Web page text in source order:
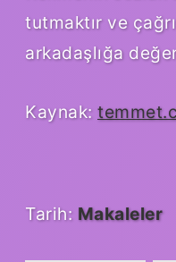
tutmaktır ve
arkadaşlığa
Kaynak:
Tarih: Makaleler